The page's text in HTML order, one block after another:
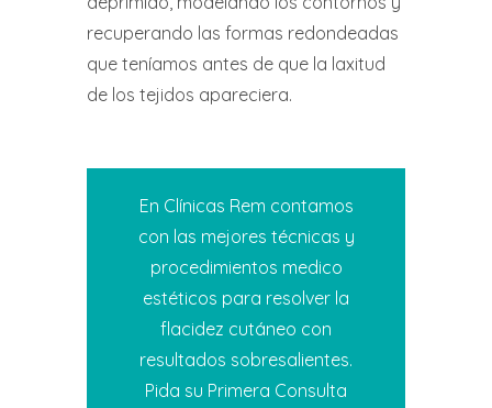
recuperando las formas redondeadas
que teníamos antes de que la laxitud
de los tejidos apareciera.
En Clínicas Rem contamos
con las mejores técnicas y
procedimientos medico
estéticos para resolver la
flacidez cutáneo con
resultados sobresalientes.
Pida su Primera Consulta